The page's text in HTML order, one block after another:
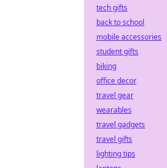
tech gifts
back to school
mobile accessories
student gifts
biking
office decor
travel gear
wearables
travel gadgets
travel gifts
lighting tips